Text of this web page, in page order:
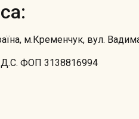
м.Кременчук, вул.
ФОП 3138816994